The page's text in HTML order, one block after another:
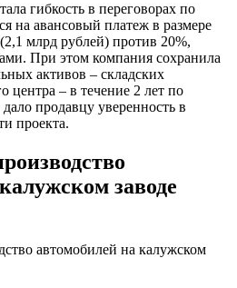
гибкость в переговорах по
на авансовый платеж в размере
млрд рублей) против 20%,
При этом компания сохранила
активов – складских
– в течение 2 лет по
продавцу уверенность в
проекта.
заводе